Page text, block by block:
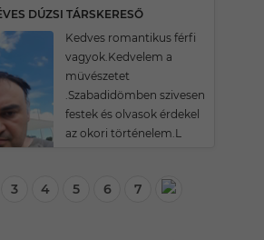
DÚZSI TÁRSKERESŐ
Kedves romantikus férfi
vagyok.Kedvelem a
müvészetet
.Szabadidömben szivesen
festek és olvasok érdekel
az okori történelem.L
3 4 5 6 7